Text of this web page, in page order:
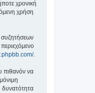
χρονική
χρήση
συζητήσεων
.
πιθανόν να
δυνατότητα